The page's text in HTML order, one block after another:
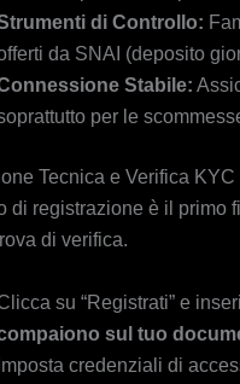
di Controllo:
da SNAI (deposito
Stabile:
per le
Tecnica e Verifica KYC
di registrazione è il
di verifica.
su “Registrati” e
sul tuo
Imposta credenziali di